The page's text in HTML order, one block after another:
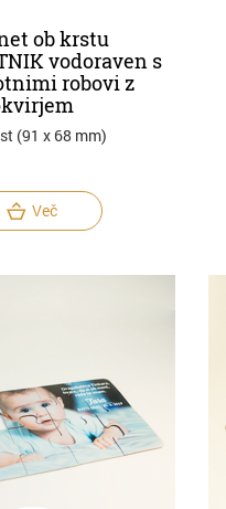
ob krstu
vodoraven s
robovi z
(91 x 68 mm)
Več